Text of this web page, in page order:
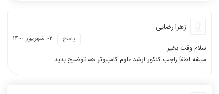
زهرا رضایی
02 شهریور 1400 پاسخ
سلام وقت بخیر
میشه لطفاً راجب کنکور ارشد علوم کامپیوتر هم توضیح بدید